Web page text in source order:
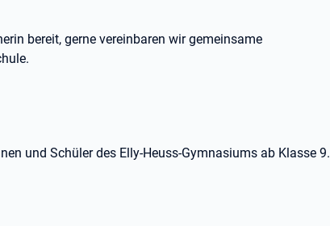
bereit, gerne vereinbaren wir gemeinsame
und Schüler des Elly-Heuss-Gymnasiums ab Klasse 9.